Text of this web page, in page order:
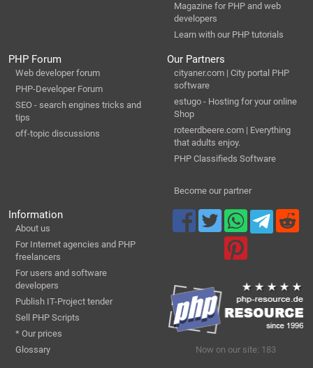
Magazine for PHP and web
developers
Learn with our PHP tutorials
PHP Forum
Web developer forum
PHP-Developer Forum
SEO - search engines tricks and
tips
off-topic discussions
Our Partners
cityaner.com | City portal PHP
software
estugo - Hosting for your online
Shop
roteerdbeere.com | Everything
that adults enjoy.
PHP Classifieds Software
Become our partner
Information
About us
For Internet agencies and PHP
freelancers
For users and software
developers
Publish IT-Project tender
Sell PHP Scripts
* Our prices
Glossary
Now on our site: 183